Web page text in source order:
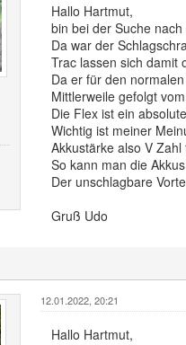
Hallo Hartmut,
bin bei der Suche
Da war der
Trac lassen sich damit
Da er für den
Mittlerweile gefolgt
Die Flex ist ein
Wichtig ist meiner
Akkustärke also V Zahl
So kann man die
Der unschlagbare
Gruß Udo
12.01.2022, 20:21
Hallo Hartmut,